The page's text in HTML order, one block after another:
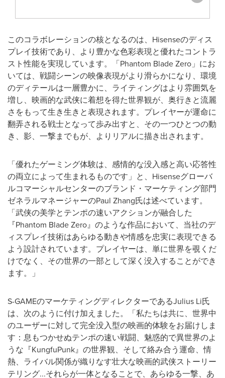
このコラボレーションの核となるのは、Hisenseのディス
プレイ技術であり、より豊かな色彩表現と優れたコントラ
スト性能を実現しています。「Phantom Blade Zero」にお
いては、戦闘シーンの映像表現がより滑らかになり、環境
のディテールは一層豊かに、ライティングはより雰囲気を
増し、映画的な武侠に着想を得た世界観が、奥行きと流麗
さをもって生き生きと表現されます。プレイヤーが運命に
翻弄される戦士となって歩み出すと、その一つひとつの動
き、影、一撃までもが、よりリアルに描き出されます。
「優れたゲーミング体験は、感情的な没入感と高い応答性
の両立によって生まれるものです」と、Hisenseグローバ
ルコマーシャルセンターのブランド・マーケティング部門
ゼネラルマネージャーのPaul Zhang氏は述べています。
「武侠の美学とテンポの速いアクションが融合した
『Phantom Blade Zero』のような作品において、当社のデ
ィスプレイ技術はあらゆる動きや情感を忠実に表現できる
よう設計されています。プレイヤーは、単に世界を覗くだ
けでなく、その世界の一部として深く没入することができ
ます。」
S-GAMEのマーケティングディレクターであるJulius Li氏
は、次のように付け加えました。「私たちは共に、世界中
のユーザーに対して完全没入型の映画的体験をお届けしま
す：息もつかせぬテンポの速い戦闘、魅惑的で異世界のよ
うな『KungfuPunk』の世界観、そして絡み合う運命、情
熱、ライバル関係が織りなす壮大な映画的武侠ストーリー
テリング...それらが一体となることで、あらゆる一撃、あ